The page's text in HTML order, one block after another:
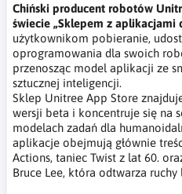
Chiński producent robotów
świecie „Sklepem z aplikacjami
użytkownikom pobieranie,
oprogramowania dla swoich
przenosząc model aplikacji ze
sztucznej inteligencji.
Sklep Unitree App Store
wersji beta i koncentruje się na
modelach zadań dla
aplikacje obejmują głównie
Actions, taniec Twist z lat 60.
Bruce Lee, która odtwarza